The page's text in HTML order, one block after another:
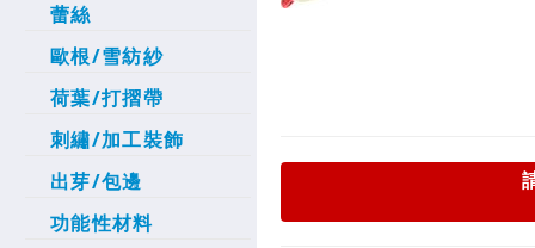
蕾絲
歐根/雪紡紗
荷葉/打摺帶
刺繡/加工裝飾
出芽/包邊
功能性材料